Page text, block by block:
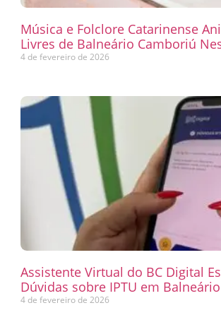
Música e Folclore Catarinense
Livres de Balneário Camboriú
4 de fevereiro de 2026
Assistente Virtual do BC Digital
Dúvidas sobre IPTU em
4 de fevereiro de 2026